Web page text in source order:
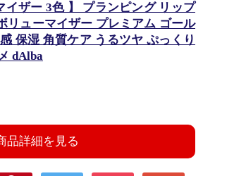
イザー 3色 】 プランピング リップ
リューマイザー プレミアム ゴール
保湿 角質ケア うるツヤ ぷっくり
dAlba
品詳細を見る